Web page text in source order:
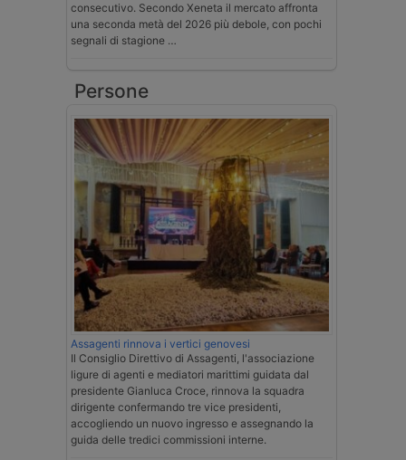
consecutivo. Secondo Xeneta il mercato affronta
una seconda metà del 2026 più debole, con pochi
segnali di stagione …
Persone
Assagenti rinnova i vertici genovesi
Il Consiglio Direttivo di Assagenti, l'associazione
ligure di agenti e mediatori marittimi guidata dal
presidente Gianluca Croce, rinnova la squadra
dirigente confermando tre vice presidenti,
accogliendo un nuovo ingresso e assegnando la
guida delle tredici commissioni interne.